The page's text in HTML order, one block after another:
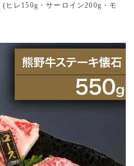
ヒレ150g・サーロイン200g・モ